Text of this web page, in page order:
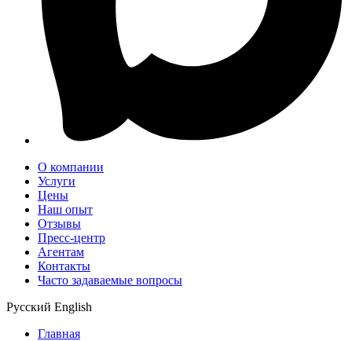
О компании
Услуги
Цены
Наш опыт
Отзывы
Пресс-центр
Агентам
Контакты
Часто задаваемые вопросы
Русский English
Главная